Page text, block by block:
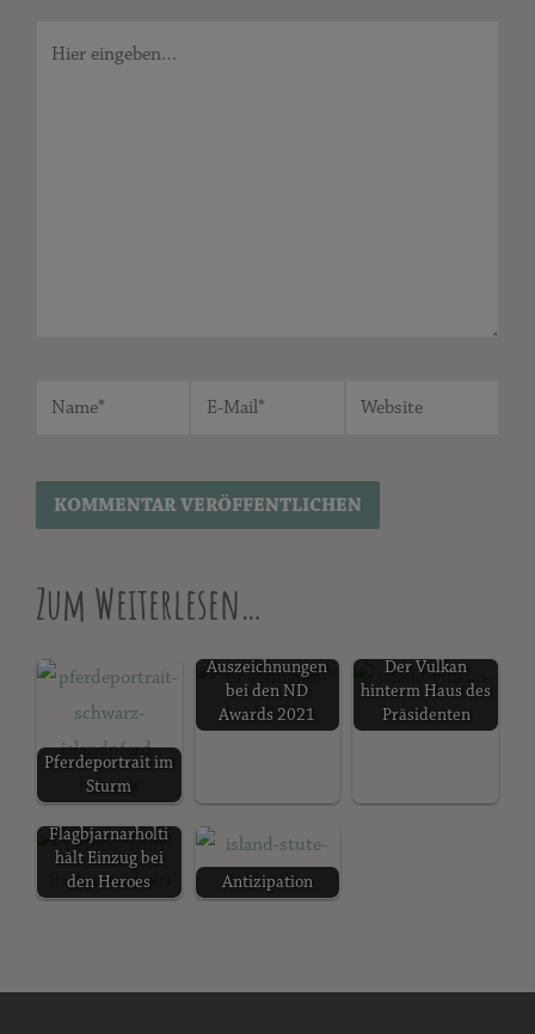
Zum Weiterlesen…
Pferdeportrait im
Sturm
Auszeichnungen
bei den ND
Awards 2021
Der Vulkan
hinterm Haus des
Präsidenten
Hylur frá
Flagbjarnarholti
hält Einzug bei
den Heroes
Antizipation